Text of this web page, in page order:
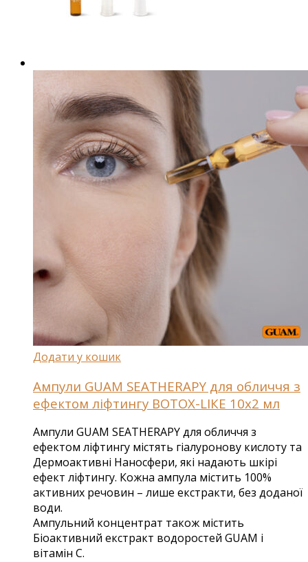
Додати у кошик
Ампули GUAM SEATHERAPY для обличчя з
ефектом ліфтингу ВОТОХ-LIКЕ 10х2 мл
Ампули GUAM SEATHERAPY для обличчя з
ефектом ліфтингу містять гіалуронову кислоту та
Дермоактивні Наносфери, які надають шкірі
ефект ліфтингу. Кожна ампула містить 100%
активних речовин – лише екстракти, без доданої
води.
Ампульний концентрат також містить
Біоактивний екстракт водоростей GUAM і
вітамін С.